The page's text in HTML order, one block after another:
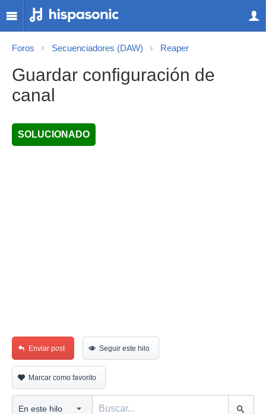
Foros Secuenciadores (DAW) Reaper
Guardar configuración de
canal
SOLUCIONADO
Enviar post Seguir este hilo
Marcar como favorito